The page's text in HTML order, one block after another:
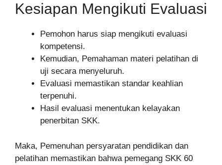
Kesiapan Mengikuti Evaluasi
Pemohon harus siap mengikuti evaluasi
kompetensi.
Kemudian, Pemahaman materi pelatihan di
uji secara menyeluruh.
Evaluasi memastikan standar keahlian
terpenuhi.
Hasil evaluasi menentukan kelayakan
penerbitan SKK.
Maka, Pemenuhan persyaratan pendidikan dan
pelatihan memastikan bahwa pemegang SKK 60